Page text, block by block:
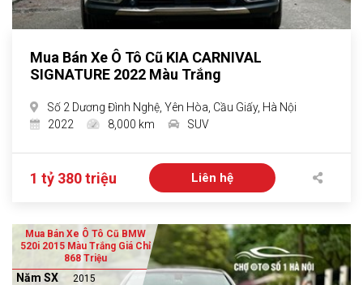
Mua Bán Xe Ô Tô Cũ KIA CARNIVAL
SIGNATURE 2022 Màu Trắng
Số 2 Dương Đình Nghệ, Yên Hòa, Cầu Giấy, Hà Nội
2022
8,000 km SUV
1 tỷ 380 triệu Liên hệ
Mua Bán Xe Ô Tô Cũ BMW
520i 2015 Màu Trắng Giá Chỉ
868 Triệu
Năm SX 2015